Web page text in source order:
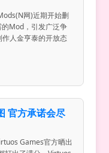
网)近期开始删
Mod，引发广泛争
人金亨泰的开放态
官方承诺会尽
Games官方晒出